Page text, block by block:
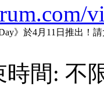
》於4月11日推出！
間: 不